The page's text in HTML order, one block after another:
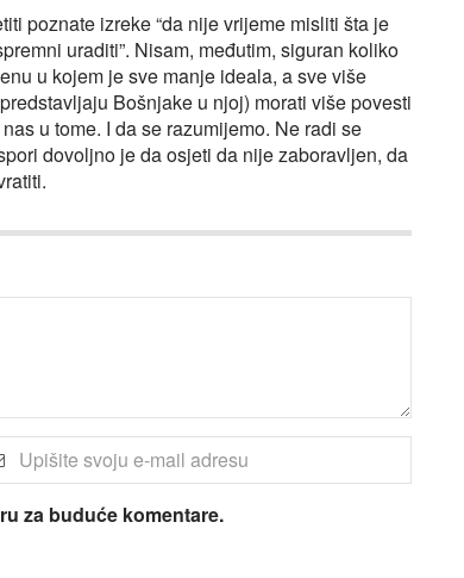
poznate izreke “da nije vrijeme misliti šta je
uraditi”. Nisam, međutim, siguran koliko
u kojem je sve manje ideala, a sve više
Bošnjake u njoj) morati više povesti
u tome. I da se razumijemo. Ne radi se
dovoljno je da osjeti da nije zaboravljen, da
za buduće komentare.